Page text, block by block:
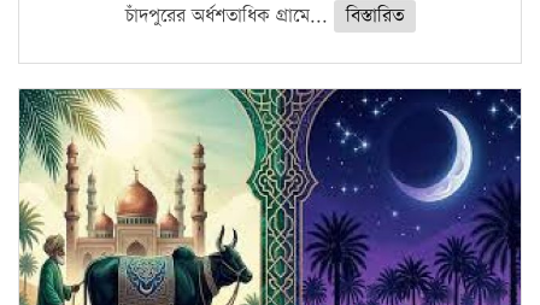
চাঁদপুরের অর্ধশতাধিক গ্রামে...
বিস্তারিত